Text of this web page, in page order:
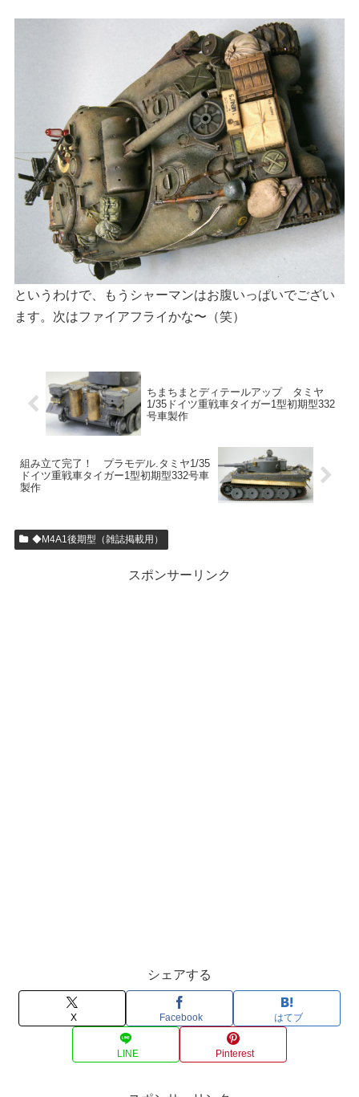
というわけで、もうシャーマンはお腹いっぱいでござい
ます。次はファイアフライかな〜（笑）
ちまちまとディテールアップ タミヤ
1/35ドイツ重戦車タイガー1型初期型332
号車製作
組み立て完了！ プラモデル.タミヤ1/35
ドイツ重戦車タイガー1型初期型332号車
製作
◆M4A1後期型（雑誌掲載用）
スポンサーリンク
シェアする
X Facebook はてブ
LINE Pinterest